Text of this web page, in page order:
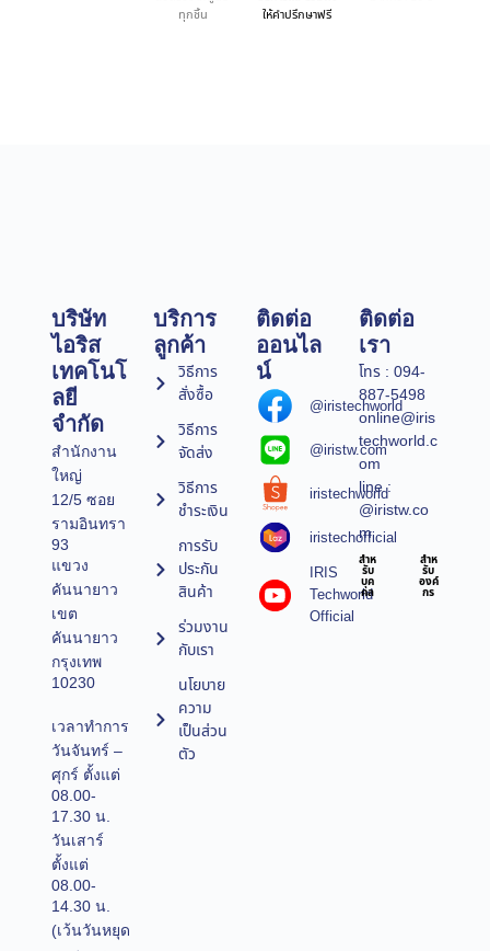
ทุกชิ้น
ให้คำปรึกษาฟรี
บริษัท
ไอริส
เทคโนโ
ลยี
จำกัด
สำนักงาน
ใหญ่
12/5 ซอย
รามอินทรา
93
แขวง
คันนายาว
เขต
คันนายาว
กรุงเทพ
10230
เวลาทำการ
วันจันทร์ –
ศุกร์ ตั้งแต่
08.00-
17.30 น.
วันเสาร์
ตั้งแต่
08.00-
14.30 น.
(เว้นวันหยุด
บริการ
ลูกค้า
วิธีการ
สั่งซื้อ
วิธีการ
จัดส่ง
วิธีการ
ชำระเงิน
การรับ
ประกัน
สินค้า
ร่วมงาน
กับเรา
นโยบาย
ความ
เป็นส่วน
ตัว
ติดต่อ
ออนไล
น์
@iristechworld
@iristw.com
iristechworld
iristechofficial
IRIS
Techworld
Official
ติดต่อ
เรา
โทร : 094-
887-5498
online@iris
techworld.c
om
line :
@iristw.co
m
สำห
รับ
บุค
คล
สำห
รับ
องค์
กร